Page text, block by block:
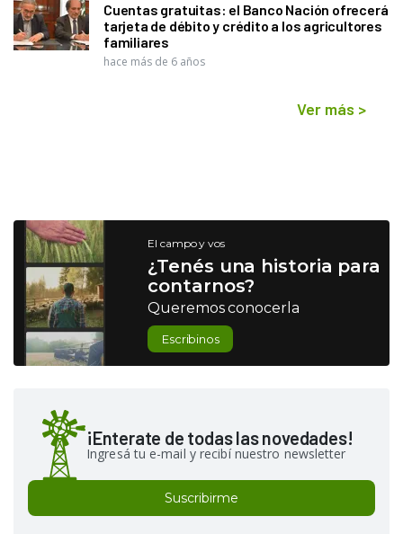
Cuentas gratuitas: el Banco Nación ofrecerá
tarjeta de débito y crédito a los agricultores
familiares
hace más de 6 años
Ver más >
El campo y vos
¿Tenés una historia para
contarnos?
Queremos conocerla
Escribinos
¡Enterate de todas las novedades!
Ingresá tu e-mail y recibí nuestro newsletter
Suscribirme